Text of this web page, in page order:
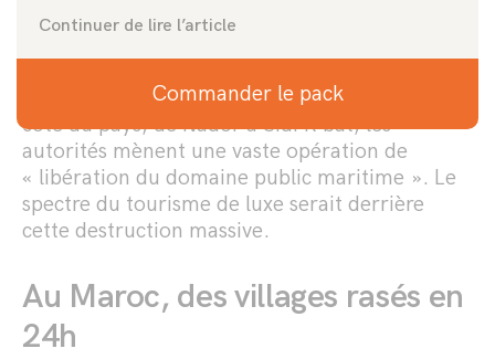
Le gouvernement leur avait laissé entrevoir une
en parfois seulement 24h. Tout le long de la
côte du pays, de Nador à Sidi R’bat, les
autorités mènent une vaste opération de
« libération du domaine public maritime ». Le
spectre du tourisme de luxe serait derrière
cette destruction massive.
Au Maroc, des villages rasés en
24h
Continuer de lire l’article
Commander le pack